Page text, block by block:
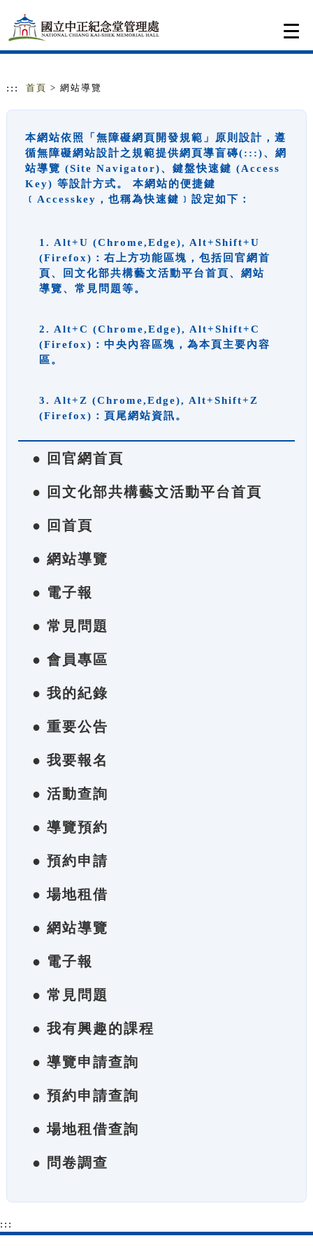
::: 首頁 > 網站導覽
本網站依照「無障礙網頁開發規範」原則設計，遵
循無障礙網站設計之規範提供網頁導盲磚(:::)、網
站導覽 (Site Navigator)、鍵盤快速鍵 (Access
Key) 等設計方式。 本網站的便捷鍵
﹝Accesskey，也稱為快速鍵﹞設定如下：
1. Alt+U (Chrome,Edge), Alt+Shift+U
(Firefox)：右上方功能區塊，包括回官網首
頁、回文化部共構藝文活動平台首頁、網站
導覽、常見問題等。
2. Alt+C (Chrome,Edge), Alt+Shift+C
(Firefox)：中央內容區塊，為本頁主要內容
區。
3. Alt+Z (Chrome,Edge), Alt+Shift+Z
(Firefox)：頁尾網站資訊。
● 回官網首頁
● 回文化部共構藝文活動平台首頁
● 回首頁
● 網站導覽
● 電子報
● 常見問題
● 會員專區
● 我的紀錄
● 重要公告
● 我要報名
● 活動查詢
● 導覽預約
● 預約申請
● 場地租借
● 網站導覽
● 電子報
● 常見問題
● 我有興趣的課程
● 導覽申請查詢
● 預約申請查詢
● 場地租借查詢
● 問卷調查
:::